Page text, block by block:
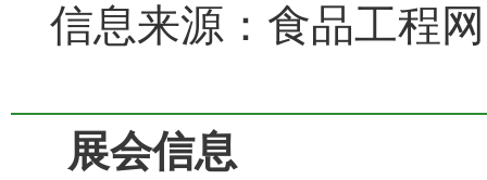
信息来源：食品工程
展会信息